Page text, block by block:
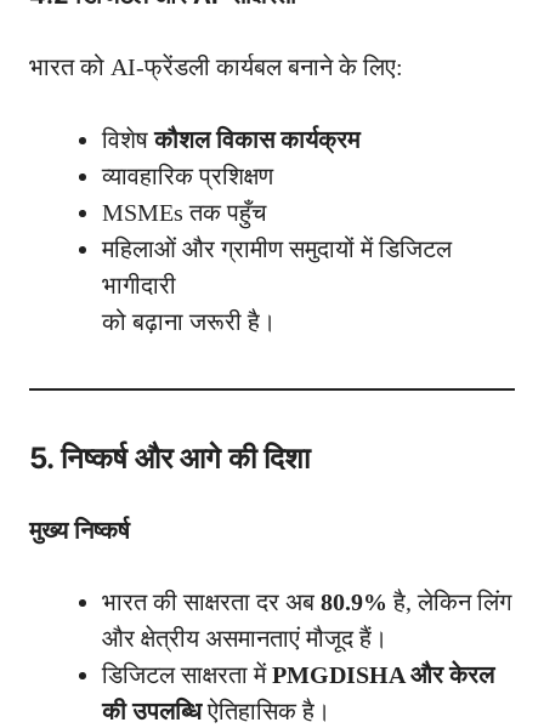
भारत को AI-फ्रेंडली कार्यबल बनाने के लिए:
विशेषकौशल विकास कार्यक्रम
व्यावहारिक प्रशिक्षण
MSMEs तक पहुँच
महिलाओं और ग्रामीण समुदायों में डिजिटल
भागीदारी
को बढ़ाना जरूरी है।
5. निष्कर्ष और आगे की दिशा
मुख्य निष्कर्ष
भारत की साक्षरता दर अब 80.9% है, लेकिन लिंग
और क्षेत्रीय असमानताएं मौजूद हैं।
डिजिटल साक्षरता मेंPMGDISHA और केरल
की उपलब्धिऐतिहासिक है।